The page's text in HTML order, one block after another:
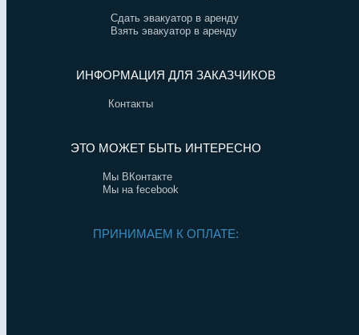
Сдать эвакуатор в аренду
Взять эвакуатор в аренду
ИНФОРМАЦИЯ ДЛЯ ЗАКАЗЧИКОВ
Контакты
ЭТО МОЖЕТ БЫТЬ ИНТЕРЕСНО
Мы ВКонтакте
Мы на fecebook
ПРИНИМАЕМ К ОПЛАТЕ: